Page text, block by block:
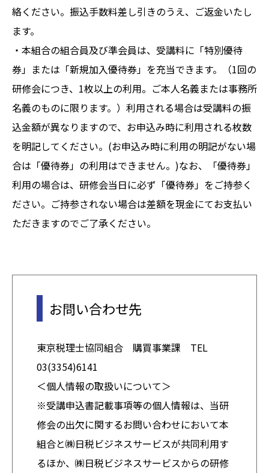
絡ください。振込手数料差し引きのうえ、ご返金いたし
ます。
・本組合の組合員及び準会員は、受講料に「特別優待
券」または「新規加入優待券」を充当できます。（1回の
研修会につき、1枚以上の利用。ご本人名義または事務所
名義のものに限ります。）利用される場合は受講料の振
込金額が異なりますので、お申込み時に利用される枚数
を明記してください。(お申込み時に利用の明記がない場
合は「優待券」の利用はできません。)なお、「優待券」
利用の場合は、研修会当日に必ず「優待券」をご持参く
ださい。ご持参されない場合は差額を現金にてお支払い
ただきますのでご了承ください。
お問い合わせ先
東京税理士協同組合 購買事業課 TEL
03(3354)6141
＜個人情報の取扱いについて＞
※受講申込書記載事項等の個人情報は、当研
修会の出欠に関するお問い合わせにおいて本
組合と㈱日税ビジネスサービスが共同利用す
るほか、㈱日税ビジネスサービスからの研修